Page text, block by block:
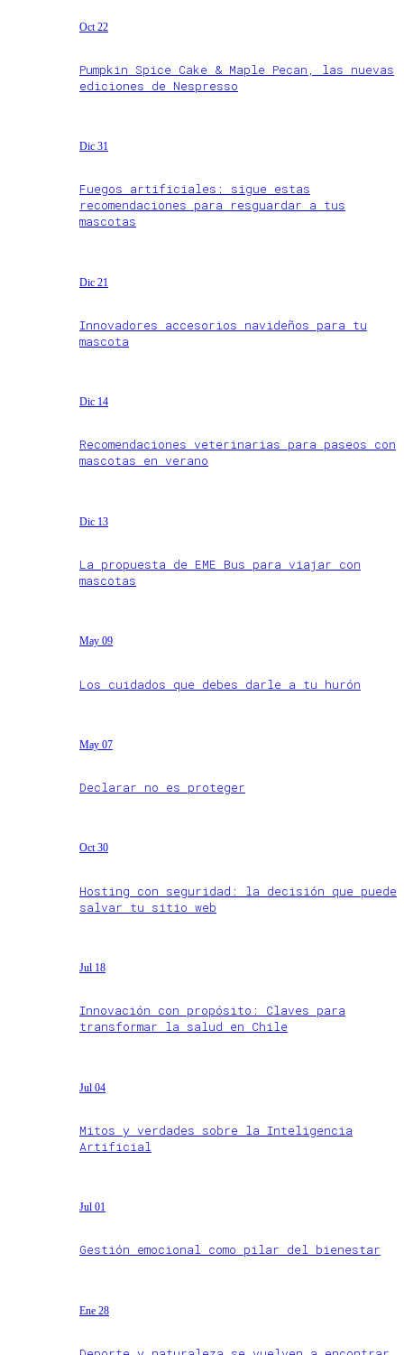
Oct 22
Pumpkin Spice Cake & Maple Pecan, las nuevas
ediciones de Nespresso
Dic 31
Fuegos artificiales: sigue estas
recomendaciones para resguardar a tus
mascotas
Dic 21
Innovadores accesorios navideños para tu
mascota
Dic 14
Recomendaciones veterinarias para paseos con
mascotas en verano
Dic 13
La propuesta de EME Bus para viajar con
mascotas
May 09
Los cuidados que debes darle a tu hurón
May 07
Declarar no es proteger
Oct 30
Hosting con seguridad: la decisión que puede
salvar tu sitio web
Jul 18
Innovación con propósito: Claves para
transformar la salud en Chile
Jul 04
Mitos y verdades sobre la Inteligencia
Artificial
Jul 01
Gestión emocional como pilar del bienestar
Ene 28